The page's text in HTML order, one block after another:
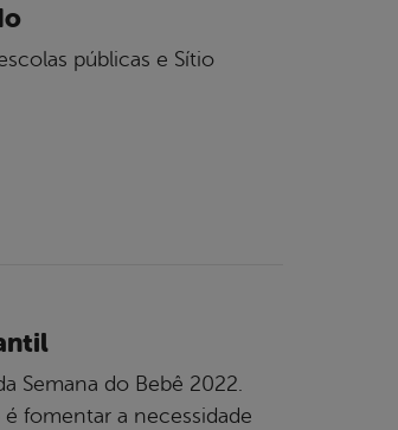
públicas e Sítio
Semana do Bebê 2022.
fomentar a necessidade